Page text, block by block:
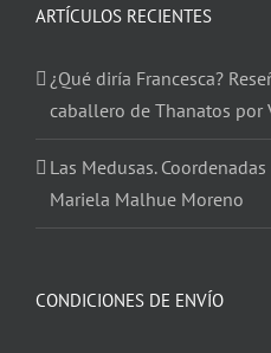
ARTÍCULOS RECIENTES
¿Qué diría Francesca?
caballero de Thanatos por
Las Medusas.
Mariela Malhue Moreno
CONDICIONES DE ENVÍO